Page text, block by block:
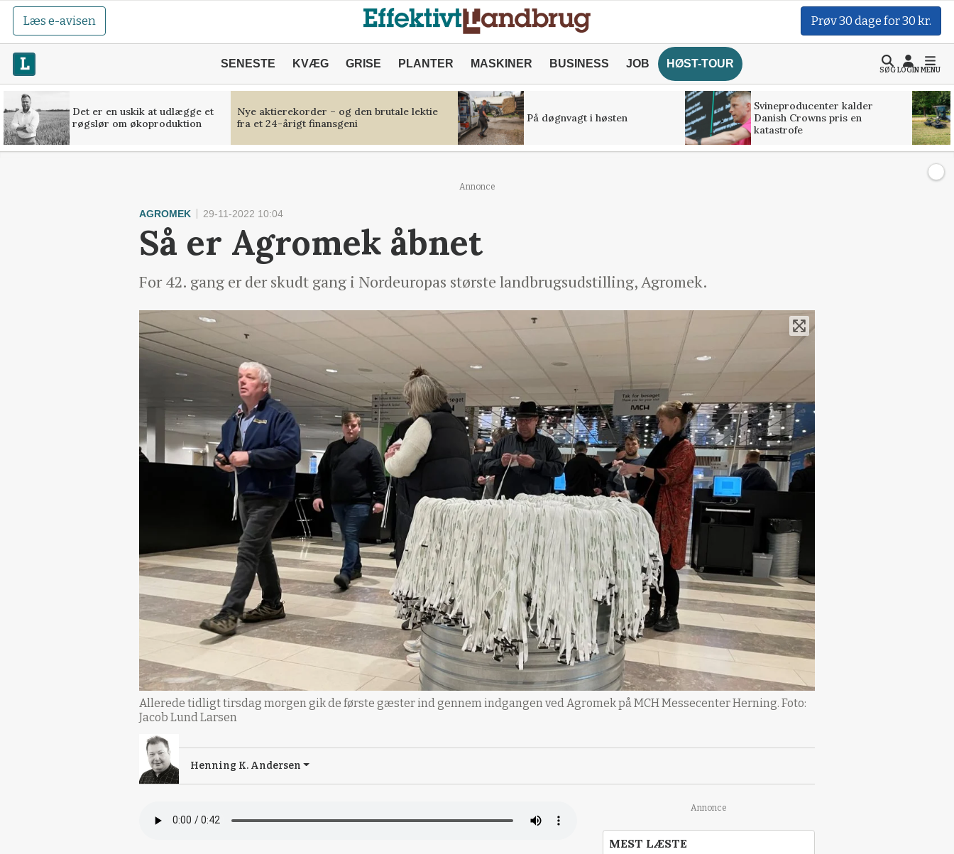
Læs e-avisen Prøv 30 dage for 30 kr.
SENESTE KVÆG GRISE PLANTER MASKINER BUSINESS JOB HØST-TOUR
SØGLOGINMENU
Det er en uskik at udlægge et
røgslør om økoproduktion
Nye aktierekorder – og den brutale lektie
fra et 24-årigt finansgeni
På døgnvagt i høsten
Svineproducenter kalder
Danish Crowns pris en
katastrofe
Annonce
AGROMEK 29-11-2022 10:04
Så er Agromek åbnet
For 42. gang er der skudt gang i Nordeuropas største landbrugsudstilling, Agromek.
Allerede tidligt tirsdag morgen gik de første gæster ind gennem indgangen ved Agromek på MCH Messecenter Herning. Foto:
Jacob Lund Larsen
Henning K. Andersen
Annonce
MEST LÆSTE